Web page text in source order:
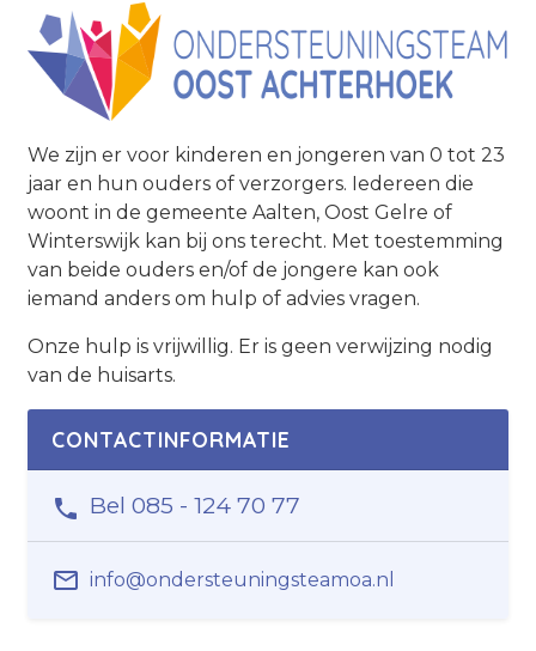
We zijn er voor kinderen en jongeren van 0 tot 23
jaar en hun ouders of verzorgers. Iedereen die
woont in de gemeente Aalten, Oost Gelre of
Winterswijk kan bij ons terecht. Met toestemming
van beide ouders en/of de jongere kan ook
iemand anders om hulp of advies vragen.
Onze hulp is vrijwillig. Er is geen verwijzing nodig
van de huisarts.
CONTACTINFORMATIE
Bel 085 - 124 70 77
info@ondersteuningsteamoa.nl